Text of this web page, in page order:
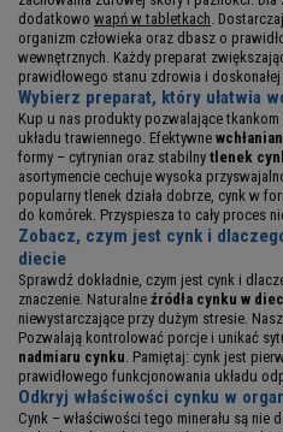
dodatkowo wapń w tabletkach .
organizm człowieka oraz dbasz o
wewnętrznych. Każdy preparat
prawidłowego stanu zdrowia i
Wybierz preparat, który ułatwia
Kup u nas produkty pozwalające tkankom
układu trawiennego. Efektywne
formy – cytrynian oraz stabilny tlenek
asortymencie cechuje wysoka
popularny tlenek działa dobrze, cynk w
do komórek. Przyspiesza to cały proces
Zobacz, czym jest cynk i
diecie
Sprawdź dokładnie, czym jest cynk i
znaczenie. Naturalne źródła cynku w
niewystarczające przy dużym stresie.
Pozwalają kontrolować porcje i unikać
nadmiaru cynku . Pamiętaj: cynk jest
prawidłowego funkcjonowania układu
Odkryj właściwości cynku w
Cynk – właściwości tego minerału są nie